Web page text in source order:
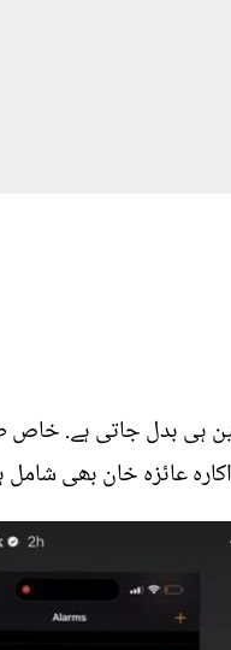
بدل جاتی ہے. خاص
عائزہ خان بھی شامل